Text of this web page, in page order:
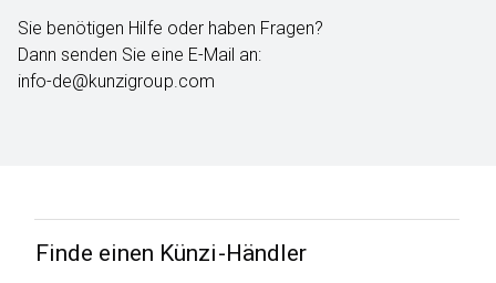
Sie benötigen Hilfe oder haben Fragen?
Dann senden Sie eine E-Mail an:
info-de@kunzigroup.com
Finde einen Künzi-Händler